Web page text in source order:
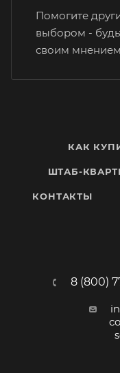
Помогите
выбором -
своим
КАК
ШТАБ-
КОНТАКТЫ
8 (800)